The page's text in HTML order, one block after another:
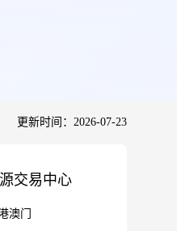
更新时间：2026-07-23
交易中心
澳门